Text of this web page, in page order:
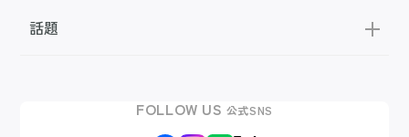
話題
FOLLOW US 公式SNS